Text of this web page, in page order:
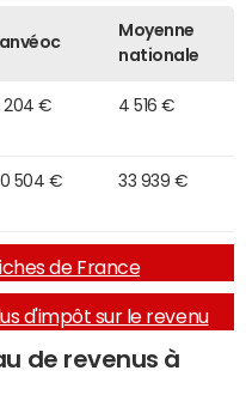
Moyenne
nationale
204 € 4 516 €
504 € 33 939 €
de France
d'impôt sur le revenu
de revenus à